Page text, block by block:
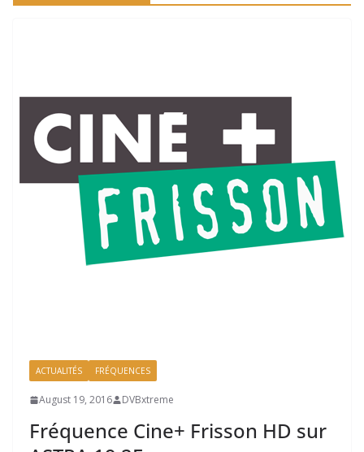
ACTUALITÉS FRÉQUENCES
August 19, 2016 DVBxtreme
Fréquence Cine+ Frisson HD sur